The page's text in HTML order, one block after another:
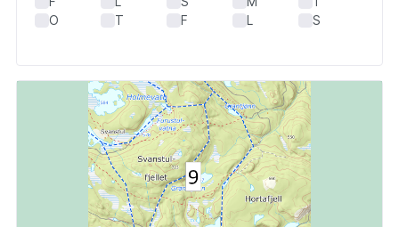
O
T F L S